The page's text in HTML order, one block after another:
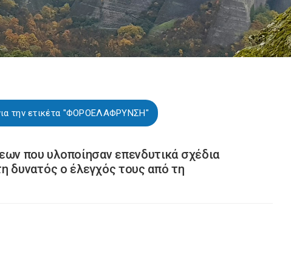
την ετικέτα "ΦΟΡΟΕΛΑΦΡΥΝΣΗ"
που υλοποίησαν επενδυτικά σχέδια
δυνατός ο έλεγχός τους από τη